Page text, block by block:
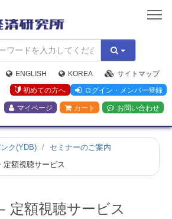
矢
野
経
済
研
究
所
ENGLISH KOREA
サイトマップ
初めての方へ
ログイン・メンバー登録
マイページ カート お問い合わせ
ク(YDB)
セミナーのご案内
定額視聴サービス
定額視聴サービス